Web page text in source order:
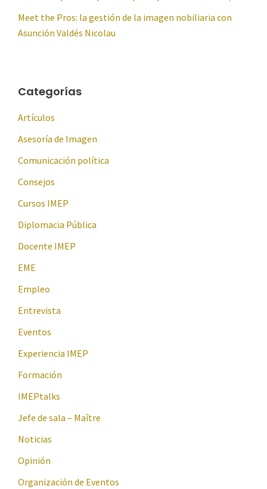
Meet the Pros: la gestión de la imagen nobiliaria con
Asunción Valdés Nicolau
Categorías
Artículos
Asesoría de Imagen
Comunicación política
Consejos
Cursos IMEP
Diplomacia Pública
Docente IMEP
EME
Empleo
Entrevista
Eventos
Experiencia IMEP
Formación
IMEPtalks
Jefe de sala – Maître
Noticias
Opinión
Organización de Eventos